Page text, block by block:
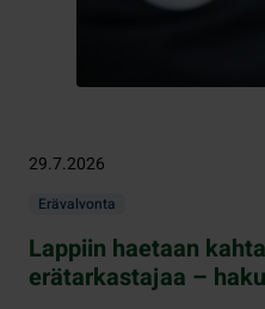
29.7.2026
Erävalvonta
Lappiin haetaan
erätarkastajaa –